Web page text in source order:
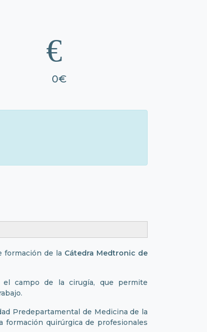
0€
formación de la Cátedra Medtronic de
el campo de la cirugía, que permite
Predepartamental de Medicina de la
formación quirúrgica de profesionales